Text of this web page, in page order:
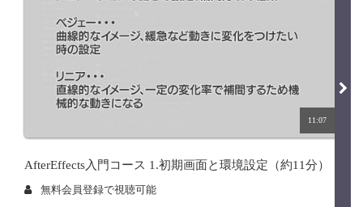
11:07
AfterEffects入門コース 1.初期画面と環境設定（約11分）
無料会員登録で視聴可能